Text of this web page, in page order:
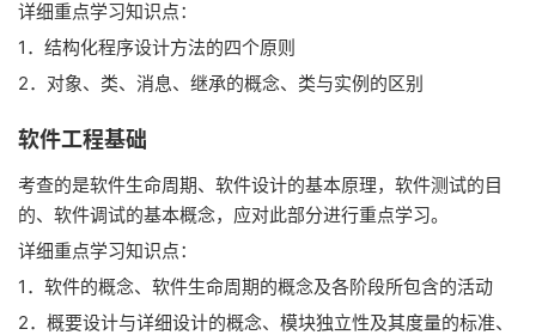
详细重点学习知识点：
1．结构化程序设计方法的四个原则
2．对象、类、消息、继承的概念、类与实例的区别
软件工程基础
考查的是软件生命周期、软件设计的基本原理，软件测试的目
的、软件调试的基本概念，应对此部分进行重点学习。
详细重点学习知识点：
1．软件的概念、软件生命周期的概念及各阶段所包含的活动
2．概要设计与详细设计的概念、模块独立性及其度量的标准、